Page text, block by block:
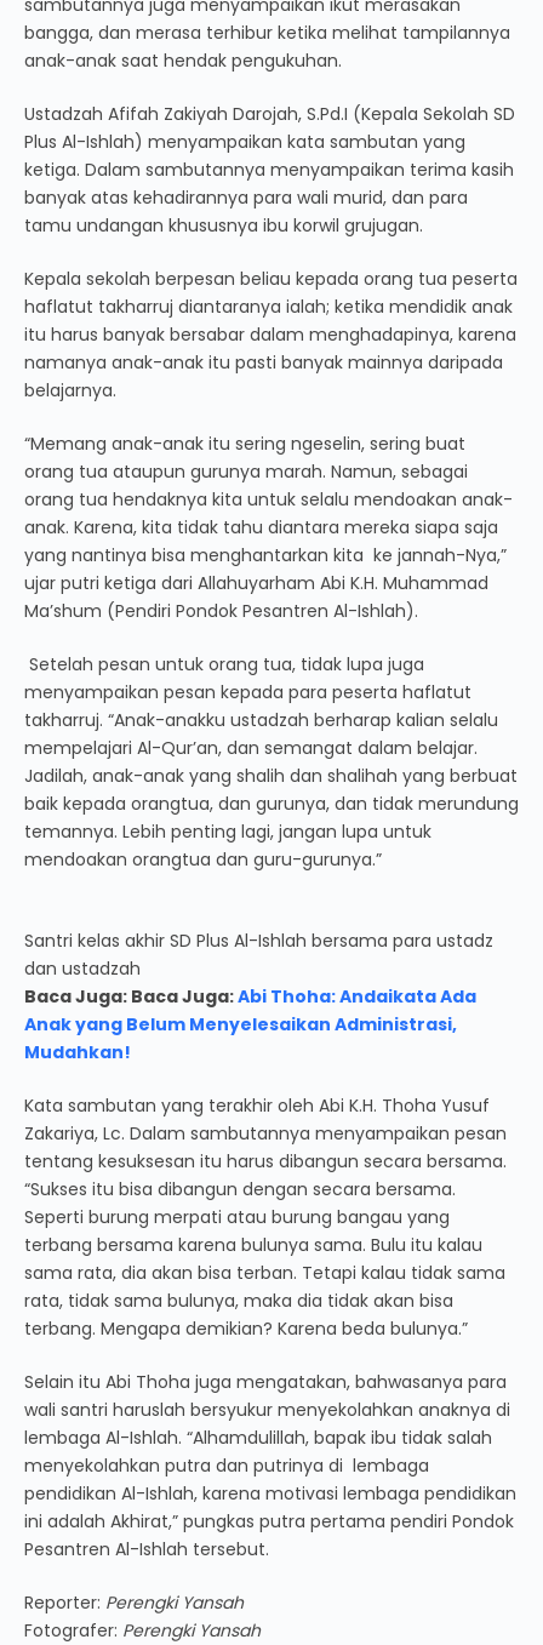
sambutannya juga menyampaikan ikut merasakan
bangga, dan merasa terhibur ketika melihat tampilannya
anak-anak saat hendak pengukuhan.
Ustadzah Afifah Zakiyah Darojah, S.Pd.I (Kepala Sekolah SD
Plus Al-Ishlah) menyampaikan kata sambutan yang
ketiga. Dalam sambutannya menyampaikan terima kasih
banyak atas kehadirannya para wali murid, dan para
tamu undangan khususnya ibu korwil grujugan.
Kepala sekolah berpesan beliau kepada orang tua peserta
haflatut takharruj diantaranya ialah; ketika mendidik anak
itu harus banyak bersabar dalam menghadapinya, karena
namanya anak-anak itu pasti banyak mainnya daripada
belajarnya.
“Memang anak-anak itu sering ngeselin, sering buat
orang tua ataupun gurunya marah. Namun, sebagai
orang tua hendaknya kita untuk selalu mendoakan anak-
anak. Karena, kita tidak tahu diantara mereka siapa saja
yang nantinya bisa menghantarkan kita ke jannah-Nya,”
ujar putri ketiga dari Allahuyarham Abi K.H. Muhammad
Ma’shum (Pendiri Pondok Pesantren Al-Ishlah).
Setelah pesan untuk orang tua, tidak lupa juga
menyampaikan pesan kepada para peserta haflatut
takharruj. “Anak-anakku ustadzah berharap kalian selalu
mempelajari Al-Qur’an, dan semangat dalam belajar.
Jadilah, anak-anak yang shalih dan shalihah yang berbuat
baik kepada orangtua, dan gurunya, dan tidak merundung
temannya. Lebih penting lagi, jangan lupa untuk
mendoakan orangtua dan guru-gurunya.”
Santri kelas akhir SD Plus Al-Ishlah bersama para ustadz
dan ustadzah
Baca Juga: Baca Juga:Abi Thoha: Andaikata Ada
Anak yang Belum Menyelesaikan Administrasi,
Mudahkan!
Kata sambutan yang terakhir oleh Abi K.H. Thoha Yusuf
Zakariya, Lc. Dalam sambutannya menyampaikan pesan
tentang kesuksesan itu harus dibangun secara bersama.
“Sukses itu bisa dibangun dengan secara bersama.
Seperti burung merpati atau burung bangau yang
terbang bersama karena bulunya sama. Bulu itu kalau
sama rata, dia akan bisa terban. Tetapi kalau tidak sama
rata, tidak sama bulunya, maka dia tidak akan bisa
terbang. Mengapa demikian? Karena beda bulunya.”
Selain itu Abi Thoha juga mengatakan, bahwasanya para
wali santri haruslah bersyukur menyekolahkan anaknya di
lembaga Al-Ishlah. “Alhamdulillah, bapak ibu tidak salah
menyekolahkan putra dan putrinya di lembaga
pendidikan Al-Ishlah, karena motivasi lembaga pendidikan
ini adalah Akhirat,” pungkas putra pertama pendiri Pondok
Pesantren Al-Ishlah tersebut.
Reporter: Perengki Yansah
Fotografer: Perengki Yansah